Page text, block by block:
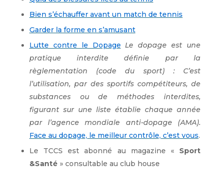
Bien s’échauffer avant un match de tennis
Garder la forme en s’amusant
Lutte contre le Dopage Le dopage est une
pratique interdite définie par la
règlementation (code du sport) : C’est
l’utilisation, par des sportifs compétiteurs, de
substances ou de méthodes interdites,
figurant sur une liste établie chaque année
par l’agence mondiale anti-dopage (AMA).
Face au dopage, le meilleur contrôle, c’est vous.
Le TCCS est abonné au magazine « Sport
&Santé » consultable au club house